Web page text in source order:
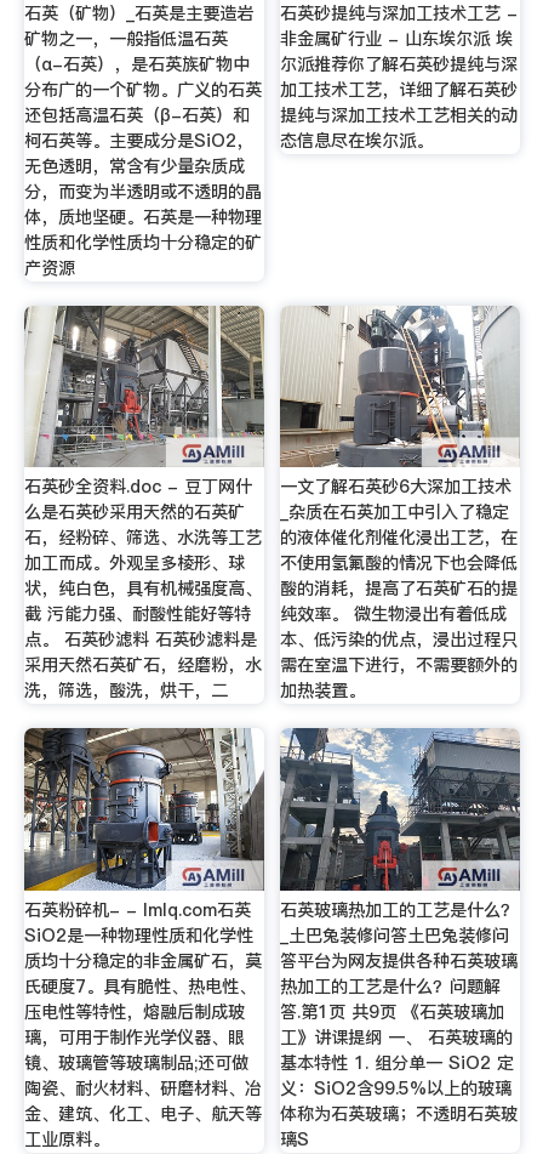
石英（矿物）_石英是主要造岩
矿物之一，一般指低温石英
（α-石英），是石英族矿物中
分布广的一个矿物。广义的石英
还包括高温石英（β-石英）和
柯石英等。主要成分是SiO2，
无色透明，常含有少量杂质成
分，而变为半透明或不透明的晶
体，质地坚硬。石英是一种物理
性质和化学性质均十分稳定的矿
产资源
石英砂提纯与深加工技术工艺 -
非金属矿行业 - 山东埃尔派 埃
尔派推荐你了解石英砂提纯与深
加工技术工艺，详细了解石英砂
提纯与深加工技术工艺相关的动
态信息尽在埃尔派。
石英砂全资料.doc - 豆丁网什
么是石英砂采用天然的石英矿
石，经粉碎、筛选、水洗等工艺
加工而成。外观呈多棱形、球
状，纯白色，具有机械强度高、
截 污能力强、耐酸性能好等特
点。 石英砂滤料 石英砂滤料是
采用天然石英矿石，经磨粉，水
洗，筛选，酸洗，烘干，二
一文了解石英砂6大深加工技术
_杂质在石英加工中引入了稳定
的液体催化剂催化浸出工艺，在
不使用氢氟酸的情况下也会降低
酸的消耗，提高了石英矿石的提
纯效率。 微生物浸出有着低成
本、低污染的优点，浸出过程只
需在室温下进行，不需要额外的
加热装置。
石英粉碎机- - lmlq.com石英
SiO2是一种物理性质和化学性
质均十分稳定的非金属矿石，莫
氏硬度7。具有脆性、热电性、
压电性等特性，熔融后制成玻
璃，可用于制作光学仪器、眼
镜、玻璃管等玻璃制品;还可做
陶瓷、耐火材料、研磨材料、冶
金、建筑、化工、电子、航天等
工业原料。
石英玻璃热加工的工艺是什么？
_土巴兔装修问答土巴兔装修问
答平台为网友提供各种石英玻璃
热加工的工艺是什么？问题解
答.第1页 共9页 《石英玻璃加
工》讲课提纲 一、 石英玻璃的
基本特性 1. 组分单一 SiO2 定
义：SiO2含99.5%以上的玻璃
体称为石英玻璃；不透明石英玻
璃S